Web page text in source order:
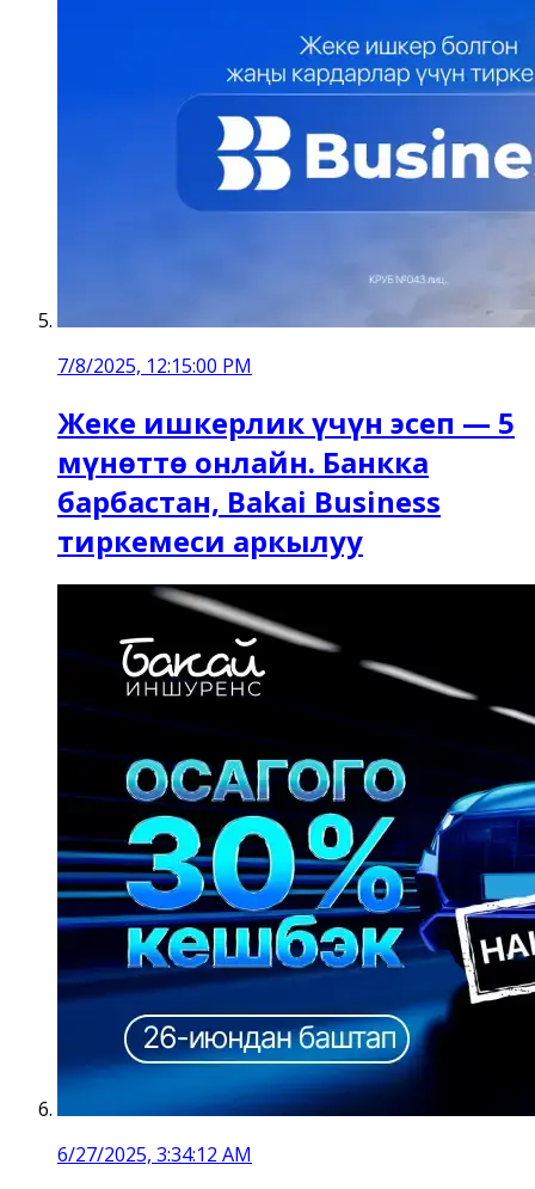
7/8/2025, 12:15:00 PM
Жеке ишкерлик үчүн эсеп — 5
мүнөттө онлайн. Банкка
барбастан, Bakai Business
тиркемеси аркылуу
6/27/2025, 3:34:12 AM